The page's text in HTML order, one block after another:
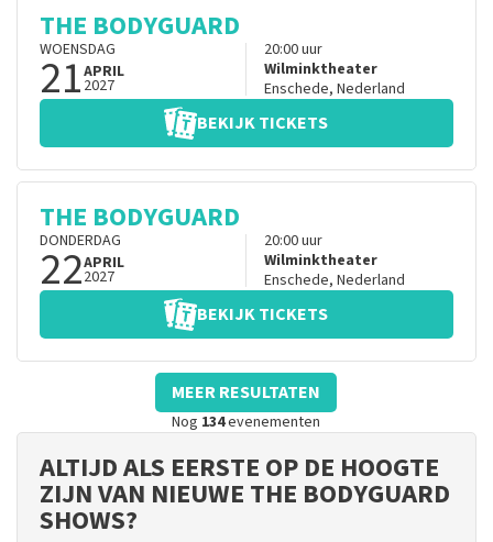
THE BODYGUARD
WOENSDAG
21APRIL
2027
20:00uur
Wilminktheater
Enschede, Nederland
BEKIJK TICKETS
THE BODYGUARD
DONDERDAG
22APRIL
2027
20:00uur
Wilminktheater
Enschede, Nederland
BEKIJK TICKETS
MEER RESULTATEN
Nog 134evenementen
ALTIJD ALS EERSTE OP DE HOOGTE
ZIJN VAN NIEUWE THE BODYGUARD
SHOWS?